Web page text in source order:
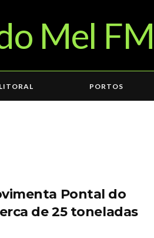
LITORAL PORTOS
Pontal do
de 25 toneladas